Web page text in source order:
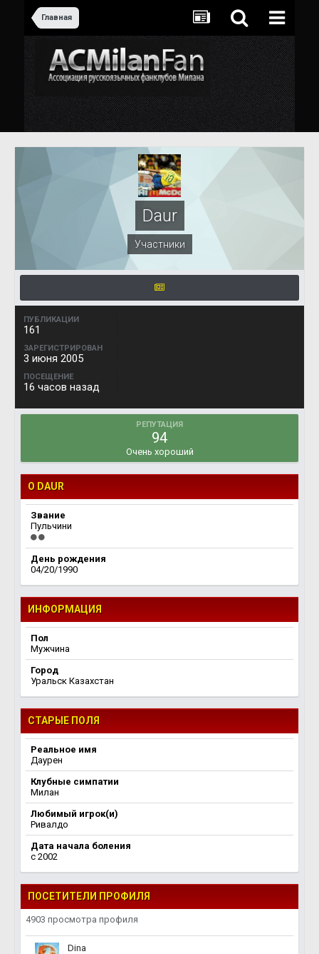
Главная
Daur
Участники
ПУБЛИКАЦИИ
161
ЗАРЕГИСТРИРОВАН
3 июня 2005
ПОСЕЩЕНИЕ
16 часов назад
РЕПУТАЦИЯ
94
Очень хороший
О DAUR
Звание
Пульчини
День рождения
04/20/1990
ИНФОРМАЦИЯ
Пол
Мужчина
Город
Уральск Казахстан
СТАРЫЕ ПОЛЯ
Реальное имя
Даурен
Клубные симпатии
Милан
Любимый игрок(и)
Ривалдо
Дата начала боления
c 2002
ПОСЕТИТЕЛИ ПРОФИЛЯ
4903 просмотра профиля
Dina